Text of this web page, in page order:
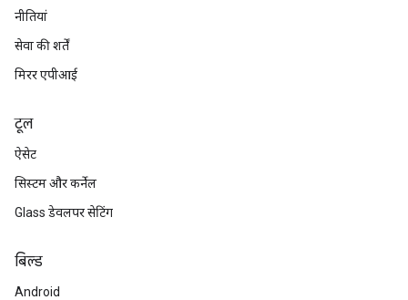
नीतियां
सेवा की शर्तें
मिरर एपीआई
टूल
ऐसेट
सिस्टम और कर्नेल
Glass डेवलपर सेटिंग
बिल्ड
Android